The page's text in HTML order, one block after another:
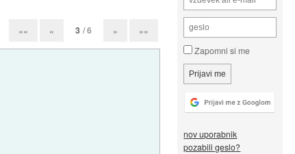
Zapomni si me
nov uporabnik
pozabili geslo?
«« « 3 / 6 » »»